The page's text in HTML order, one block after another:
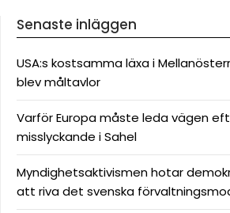
Senaste inläggen
USA:s kostsamma läxa i
blev måltavlor
Varför Europa måste leda vägen
misslyckande i Sahel
Myndighetsaktivismen hotar
att riva det svenska